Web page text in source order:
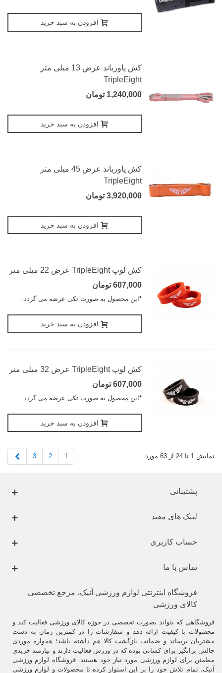
افزودن به سبد خرید
کش پاورباند عرض 13 میلی متر
TripleEight
1,240,000 تومان
افزودن به سبد خرید
کش پاورباند عرض 45 میلی متر
TripleEight
3,920,000 تومان
افزودن به سبد خرید
کش لوپ TripleEight عرض 22 میلی متر
607,000 تومان
*این محصول به صورت تکی عرضه می گردد.
افزودن به سبد خرید
کش لوپ TripleEight عرض 32 میلی متر
607,000 تومان
*این محصول به صورت تکی عرضه می گردد.
افزودن به سبد خرید
نمایش 1 تا 24 از 63 مورد 1
2
3
پشتیبانی
لینک های مفید
حساب کاربری
تماس با ما
فروشگاه اینترنتی لوازم ورزشی آنیک، مرجع تخصصی
کالای ورزشی
فروشگاهی که بتواند بصورت تخصصی در حوزه کالای ورزشی فعالیت کند و
محصولات با کیفیت ارائه دهد و سفارشات را در کمترین زمان به دست
مشتریان برساند و ضمانت بازگشت کالا هم داشته باشد؛ همواره موردی
چالش برانگیز برای کسانی بوده که در ورزش فعالیت دارند و نیازمند خریدی
مطمئن برای لوازم ورزشی مورد نیاز خود هستند. فروشگاه لوازم ورزشی
آنیک، تمام تلاش خود را بر این استوار کرده تا محصولات و لوازم ورزشی